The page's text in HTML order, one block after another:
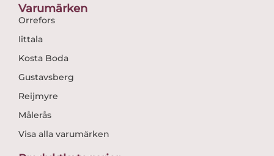
Varumärken
Orrefors
Iittala
Kosta Boda
Gustavsberg
Reijmyre
Målerås
Visa alla varumärken